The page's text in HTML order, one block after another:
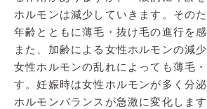
ホルモンは減少していきます。その
年齢とともに薄毛・抜け毛の進行を感
また、加齢による女性ホルモンの減
女性ホルモンの乱れによっても薄毛
す。妊娠時は女性ホルモンが多く分
ホルモンバランスが急激に変化しま